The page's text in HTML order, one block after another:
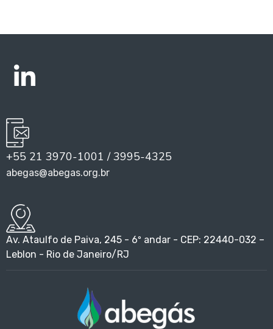
+55 21 3970-1001 / 3995-4325
abegas@abegas.org.br
Av. Ataulfo de Paiva, 245 - 6º andar - CEP: 22440-032 –
Leblon - Rio de Janeiro/RJ